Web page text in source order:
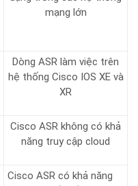
mạng lớn
Dòng ASR làm việc trên
hệ thống Cisco IOS XE và
XR
Cisco ASR không có khả
năng truy cập cloud
Cisco ASR có khả năng